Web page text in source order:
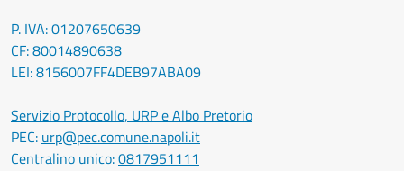
P. IVA: 01207650639
CF: 80014890638
LEI: 8156007FF4DEB97ABA09
Servizio Protocollo, URP e Albo Pretorio
PEC: urp@pec.comune.napoli.it
Centralino unico:0817951111